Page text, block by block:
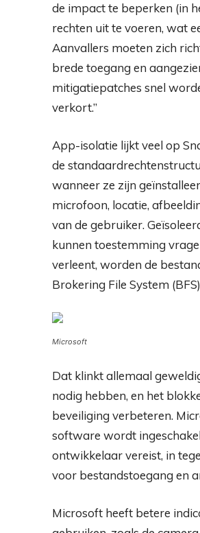
de impact te beperken (in
rechten uit te voeren, wat
Aanvallers moeten zich
brede toegang en
mitigatiepatches snel
verkort.”
App-isolatie lijkt veel op
de
wanneer ze zijn
microfoon, locatie,
van de gebruiker.
kunnen toestemming
verleent, worden de
Brokering File System
Microsoft
Dat klinkt allemaal
nodig hebben, en het
beveiliging verbeteren.
software wordt
ontwikkelaar vereist, in
voor bestandstoegang en
Microsoft heeft betere